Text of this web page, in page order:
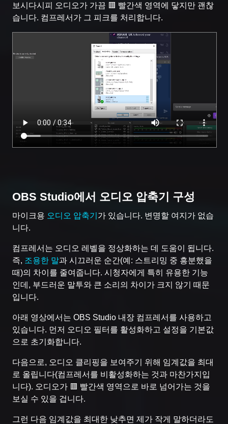
보시다시피 오디오가 가끔 🟥 빨간색 영역에 닿지만 괜찮
습니다. 컴프레서가 그 피크를 처리합니다.
OBS Studio에서 오디오 압축기 구성
마이크용 오디오 압축기 가 있습니다. 변명할 여지가 없습
니다.
컴프레서는 오디오 레벨을 정상화하는 데 도움이 됩니다.
즉, 조용한 말과 시끄러운 순간(예: 스트리밍 중 흥분했을
때)의 차이를 줄여줍니다. 시청자에게 특히 유용한 기능
인데, 부드러운 말투와 큰 소리의 차이가 크지 않기 때문
입니다.
아래 영상에서는 OBS Studio 내장 컴프레서를 사용하고
있습니다. 먼저 오디오 필터를 활성화하고 설정을 기본값
으로 초기화합니다.
다음으로, 오디오 클리핑을 보여주기 위해 임계값을 최대
로 올립니다(컴프레서를 비활성화하는 것과 마찬가지입
니다). 오디오가 🟥 빨간색 영역으로 바로 넘어가는 것을
보실 수 있을 겁니다.
그런 다음 임계값을 최대한 낮추면 제가 작게 말하더라도